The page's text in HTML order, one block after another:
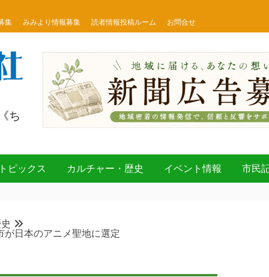
集 みみより情報募集 読者情報投稿ルーム お問合せ
ち
ピックス カルチャー・歴史 イベント情報 市民
日本のアニメ聖地に選定